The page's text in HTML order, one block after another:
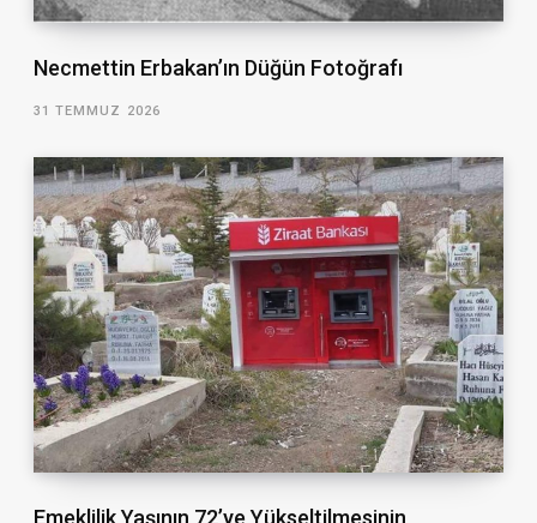
Necmettin Erbakan’ın Düğün Fotoğrafı
31 TEMMUZ 2026
Emeklilik Yaşının 72’ye Yükseltilmesinin